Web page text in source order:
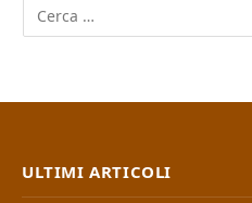
ULTIMI ARTICOLI